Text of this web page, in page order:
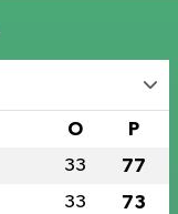
O P
33 77
33 73